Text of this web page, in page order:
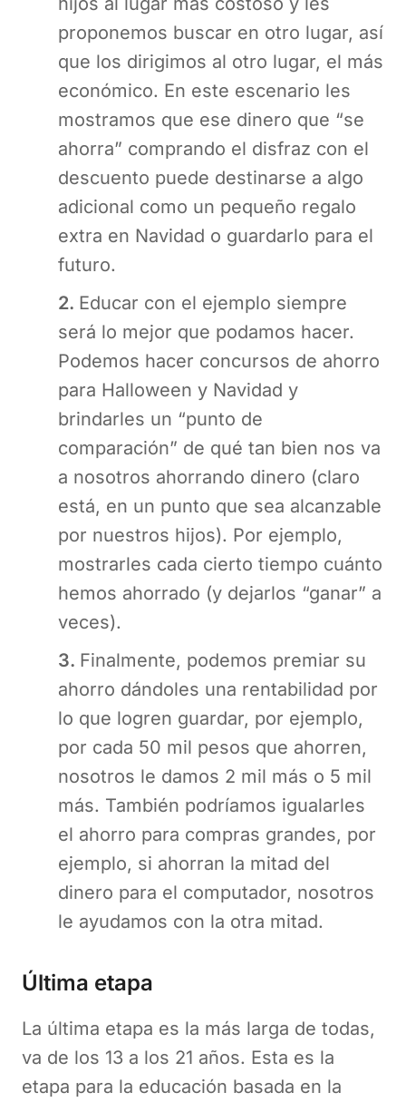
proponemos buscar en otro lugar, así
que los dirigimos al otro lugar, el más
económico. En este escenario les
mostramos que ese dinero que “se
ahorra” comprando el disfraz con el
descuento puede destinarse a algo
adicional como un pequeño regalo
extra en Navidad o guardarlo para el
futuro.
2. Educar con el ejemplo siempre
será lo mejor que podamos hacer.
Podemos hacer concursos de ahorro
para Halloween y Navidad y
brindarles un “punto de
comparación” de qué tan bien nos va
a nosotros ahorrando dinero (claro
está, en un punto que sea alcanzable
por nuestros hijos). Por ejemplo,
mostrarles cada cierto tiempo cuánto
hemos ahorrado (y dejarlos “ganar” a
veces).
3. Finalmente, podemos premiar su
ahorro dándoles una rentabilidad por
lo que logren guardar, por ejemplo,
por cada 50 mil pesos que ahorren,
nosotros le damos 2 mil más o 5 mil
más. También podríamos igualarles
el ahorro para compras grandes, por
ejemplo, si ahorran la mitad del
dinero para el computador, nosotros
le ayudamos con la otra mitad.
Última etapa
La última etapa es la más larga de todas,
va de los 13 a los 21 años. Esta es la
etapa para la educación basada en la